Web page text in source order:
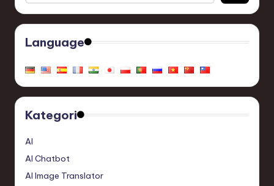
Language
Kategori
AI
AI Chatbot
AI Image Translator